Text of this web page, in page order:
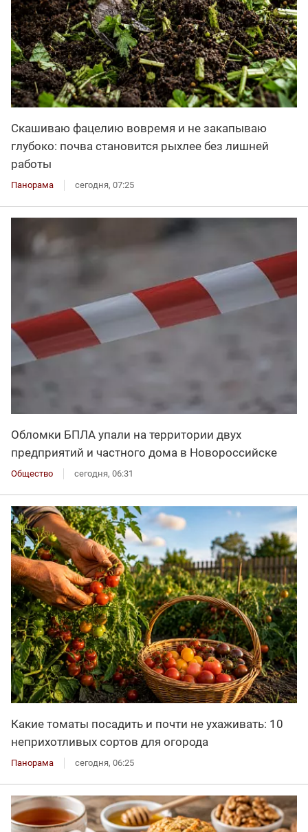
Скашиваю фацелию вовремя и не закапываю
глубоко: почва становится рыхлее без лишней
работы
Панорама сегодня, 07:25
Обломки БПЛА упали на территории двух
предприятий и частного дома в Новороссийске
Общество сегодня, 06:31
Какие томаты посадить и почти не ухаживать: 10
неприхотливых сортов для огорода
Панорама сегодня, 06:25